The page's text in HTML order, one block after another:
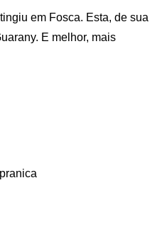
em Fosca. Esta, de sua
E melhor, mais